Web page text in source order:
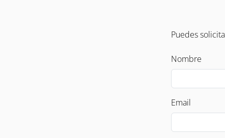
Puedes
Nombre
Email